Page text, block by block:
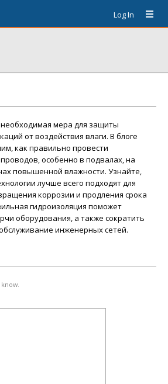
Log In
мера для защиты
от воздействия влаги. В блоге
как правильно провести
особенно в подвалах, на
повышенной влажности. Узнайте,
лучше всего подходят для
коррозии и продления срока
гидроизоляция поможет
оборудования, а также сократить
инженерных сетей.